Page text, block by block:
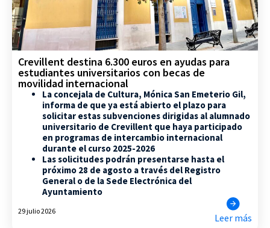
Crevillent destina 6.300 euros en ayudas para
estudiantes universitarios con becas de
movilidad internacional
La concejala de Cultura, Mónica San Emeterio Gil,
informa de que ya está abierto el plazo para
solicitar estas subvenciones dirigidas al alumnado
universitario de Crevillent que haya participado
en programas de intercambio internacional
durante el curso 2025-2026
Las solicitudes podrán presentarse hasta el
próximo 28 de agosto a través del Registro
General o de la Sede Electrónica del
Ayuntamiento
29 julio 2026
Leer más